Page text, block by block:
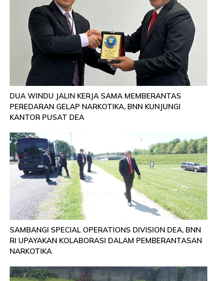
DUA WINDU JALIN KERJA SAMA MEMBERANTAS
PEREDARAN GELAP NARKOTIKA, BNN KUNJUNGI
KANTOR PUSAT DEA
SAMBANGI SPECIAL OPERATIONS DIVISION DEA, BNN
RI UPAYAKAN KOLABORASI DALAM PEMBERANTASAN
NARKOTIKA